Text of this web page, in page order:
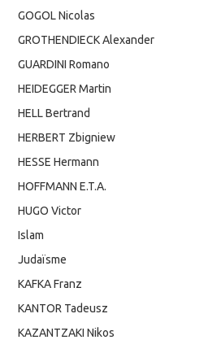
GOGOL Nicolas
GROTHENDIECK Alexander
GUARDINI Romano
HEIDEGGER Martin
HELL Bertrand
HERBERT Zbigniew
HESSE Hermann
HOFFMANN E.T.A.
HUGO Victor
Islam
Judaïsme
KAFKA Franz
KANTOR Tadeusz
KAZANTZAKI Nikos